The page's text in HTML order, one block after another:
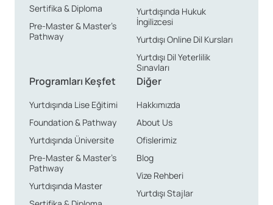
Sertifika & Diploma
Pre-Master & Master’s
Pathway
Yurtdışında Hukuk
İngilizcesi
Yurtdışı Online Dil Kursları
Yurtdışı Dil Yeterlilik
Sınavları
Programları Keşfet
Yurtdışında Lise Eğitimi
Foundation & Pathway
Yurtdışında Üniversite
Pre-Master & Master’s
Pathway
Yurtdışında Master
Diğer
Hakkımızda
About Us
Ofislerimiz
Blog
Vize Rehberi
Yurtdışı Stajlar